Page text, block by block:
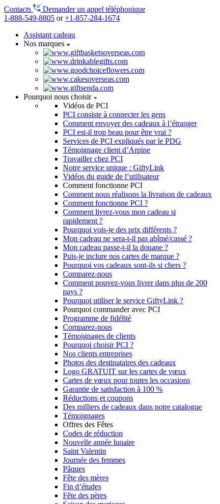
Contacts
Demander un appel téléphonique
1-888-549-8805 or+1-857-284-1674
Assistant cadeau
Nos marques
Pourquoi nous choisir
Vidéos de PCI
PCI consiste à connecter les gens
Comment envoyer des cadeaux à l’étranger
PCI est-il trop beau pour être vrai ?
Services de PCI expliqués par le PDG
Témoignage client d’Arpine
Travailler chez PCI
Notre service unique : GiftyLink
Vidéos du guide de l’utilisateur
Comment fonctionne PCI
Comment nous réalisons la livraison de cadeaux
Comment fonctionne PCI ?
Comment livrez-vous mon cadeau si
rapidement ?
Pourquoi vois-je des prix différents ?
Mon cadeau ne sera-t-il pas abîmé/cassé ?
Mon cadeau passe-t-il la douane ?
Puis-je inclure nos cartes de marque ?
Pourquoi vos cadeaux sont-ils si chers ?
Comparez-nous
Comment pouvez-vous livrer dans plus de 200
pays ?
Pourquoi utiliser le service GiftyLink ?
Pourquoi commander avec PCI
Programme de fidélité
Comparez-nous
Témoignages de clients
Pourquoi choisir PCI ?
Nos clients entreprises
Photos des destinataires des cadeaux
Logo GRATUIT sur les cartes de vœux
Cartes de vœux pour toutes les occasions
Garantie de satisfaction à 100 %
Réductions et coupons
Des milliers de cadeaux dans notre catalogue
Témoignages
Offres des Fêtes
Codes de réduction
Nouvelle année lunaire
Saint Valentin
Journée des femmes
Pâques
Fête des mères
Fin d’études
Fête des pères